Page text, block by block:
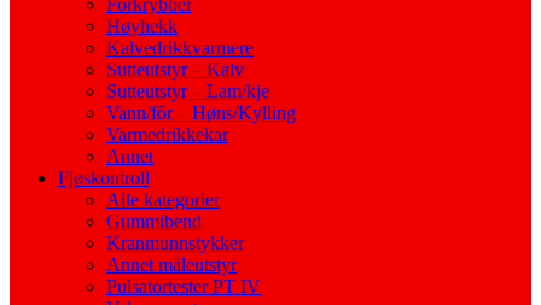
Fôrkrybber
Høyhekk
Kalvedrikkvarmere
Sutteutstyr – Kalv
Sutteutstyr – Lam/kje
Vann/fôr – Høns/Kylling
Varmedrikkekar
Annet
Fjøskontroll
Alle kategorier
Gummibend
Kranmunnstykker
Annet måleutstyr
Pulsatortester PT IV